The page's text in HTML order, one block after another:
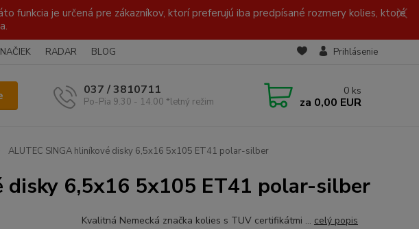
funkcia je určená pre zákazníkov, ktorí preferujú iba predpísané rozmery kolies, ktoré
RADAR BLOG Prihlásenie
037 / 3810711
Po-Pia 9.30 - 14.00 *letný režim
0 ks
za 0,00 EUR
ALUTEC SINGA hliníkové disky 6,5x16 5x105 ET41 polar-silber
disky 6,5x16 5x105 ET41 polar-silber
Kvalitná Nemecká značka kolies s TUV certifikátmi ... celý popis